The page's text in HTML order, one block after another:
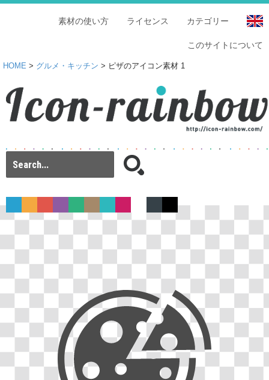
カテゴリー
ライセンス
素材の使い方
このサイトについて
HOME > グルメ・キッチン > ピザのアイコン素材 1